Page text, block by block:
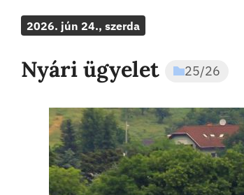
2026. jún 24., szerda
Nyári ügyelet 25/26